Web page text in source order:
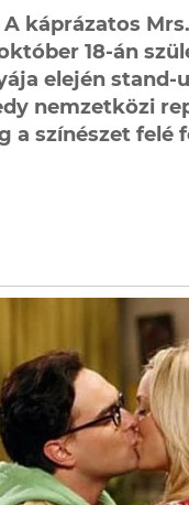
káprázatos
18-án
elején
nemzetközi
a színészet felé